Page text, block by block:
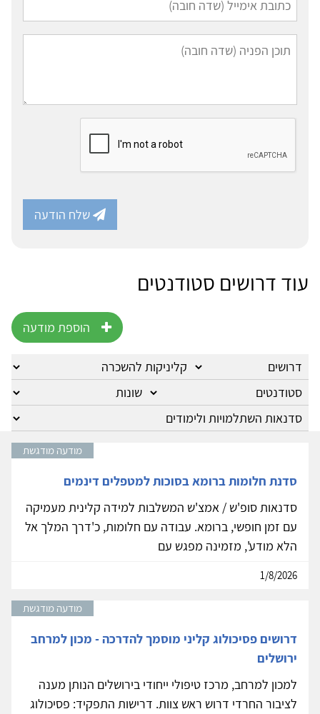
שלח הודעה
עוד דרושים סטודנטים
הוספת מודעה
מודעה מודגשת
סדנת חלומות ברומא בסוכות למטפלים דינמים
סדנאות סופ'ש / אמצ'ש המשלבות למידה קלינית מעמיקה
עם זמן חופשי, ברומא. עבודה עם חלומות, כ'דרך המלך אל
הלא מודע', מזמינה מפגש עם
1/8/2026
מודעה מודגשת
דרושים פסיכולוג קליני מוסמך להדרכה - מכון למרחב
ירושלים
למכון למרחב, מרכז טיפולי ייחודי בירושלים הנותן מענה
לציבור החרדי דרוש ראש צוות. דרישות התפקיד: פסיכולוג